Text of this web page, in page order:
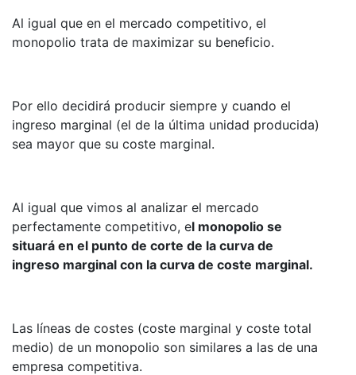
Al igual que en el mercado competitivo, el
monopolio trata de maximizar su beneficio.
Por ello decidirá producir siempre y cuando el
ingreso marginal (el de la última unidad producida)
sea mayor que su coste marginal.
Al igual que vimos al analizar el mercado
perfectamente competitivo, el monopolio se
situará en el punto de corte de la curva de
ingreso marginal con la curva de coste marginal.
Las líneas de costes (coste marginal y coste total
medio) de un monopolio son similares a las de una
empresa competitiva.